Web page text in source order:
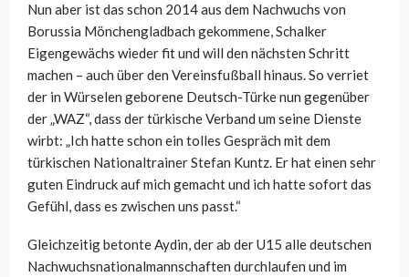
Nun aber ist das schon 2014 aus dem Nachwuchs von
Borussia Mönchengladbach gekommene, Schalker
Eigengewächs wieder fit und will den nächsten Schritt
machen – auch über den Vereinsfußball hinaus. So verriet
der in Würselen geborene Deutsch-Türke nun gegenüber
der „WAZ“, dass der türkische Verband um seine Dienste
wirbt: „Ich hatte schon ein tolles Gespräch mit dem
türkischen Nationaltrainer Stefan Kuntz. Er hat einen sehr
guten Eindruck auf mich gemacht und ich hatte sofort das
Gefühl, dass es zwischen uns passt.“
Gleichzeitig betonte Aydin, der ab der U15 alle deutschen
Nachwuchsnationalmannschaften durchlaufen und im